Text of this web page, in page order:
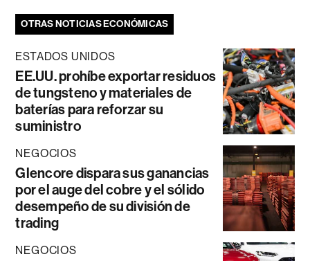
OTRAS NOTICIAS ECONÓMICAS
ESTADOS UNIDOS
EE.UU. prohíbe exportar residuos
de tungsteno y materiales de
baterías para reforzar su
suministro
NEGOCIOS
Glencore dispara sus ganancias
por el auge del cobre y el sólido
desempeño de su división de
trading
NEGOCIOS